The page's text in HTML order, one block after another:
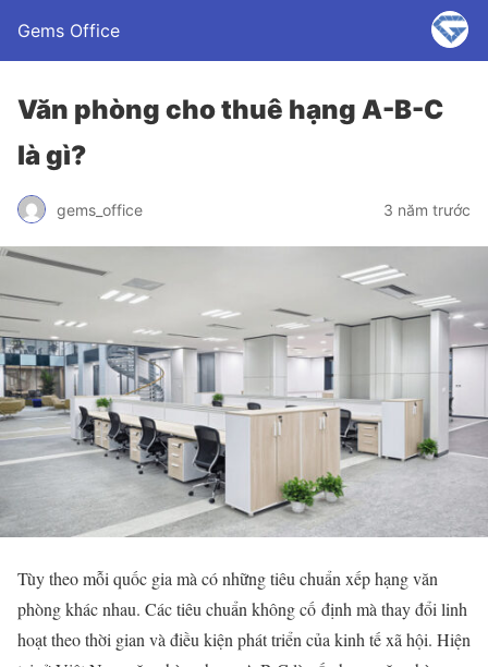
Gems Office
Văn phòng cho thuê hạng A-B-C
là gì?
gems_office 3 năm trước
Tùy theo mỗi quốc gia mà có những tiêu chuẩn xếp hạng văn
phòng khác nhau. Các tiêu chuẩn không cố định mà thay đổi linh
hoạt theo thời gian và điều kiện phát triển của kinh tế xã hội. Hiện